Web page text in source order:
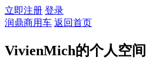
立即注册 登录
润鼎商用车 返回首页
VivienMich的个人空间